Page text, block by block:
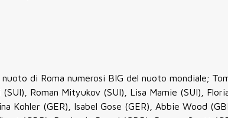
di Roma numerosi BIG del nuoto mondiale;
Roman Mityukov (SUI), Lisa Mamie (SUI),
Kohler (GER), Isabel Gose (GER), Abbie Wood